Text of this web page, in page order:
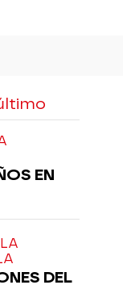
EN
DEL